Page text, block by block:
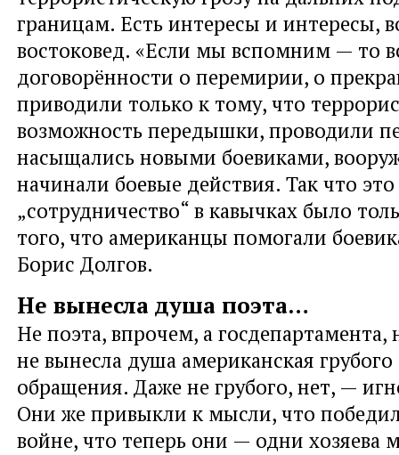
границам. Есть интересы и интересы,
востоковед. «Если мы вспомним — то
договорённости о перемирии, о
приводили только к тому, что
возможность передышки, проводили
насыщались новыми боевиками,
начинали боевые действия. Так что это
„сотрудничество“ в кавычках было
того, что американцы помогали
Борис Долгов.
Не вынесла душа поэта…
Не поэта, впрочем, а госдепартамента,
не вынесла душа американская грубого
обращения. Даже не грубого, нет, —
Они же привыкли к мысли, что
войне, что теперь они — одни хозяева